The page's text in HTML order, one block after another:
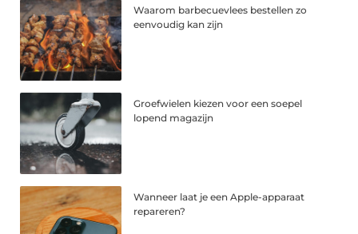
Waarom barbecuevlees bestellen zo
eenvoudig kan zijn
Groefwielen kiezen voor een soepel
lopend magazijn
Wanneer laat je een Apple-apparaat
repareren?